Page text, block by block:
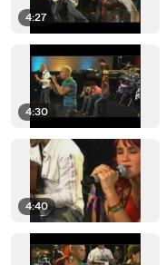
4:27
4:30
4:40